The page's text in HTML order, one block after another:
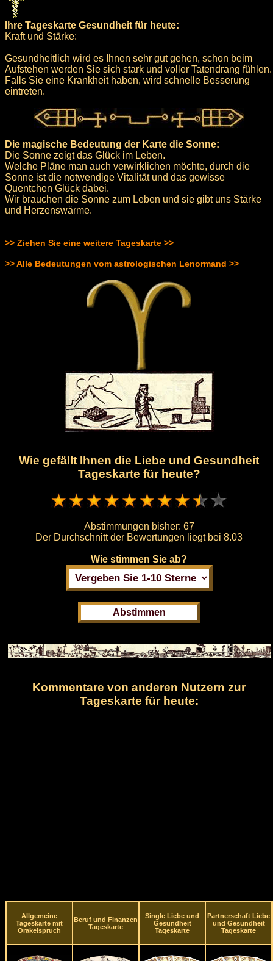
Ihre Tageskarte Gesundheit für heute:
Kraft und Stärke:
Gesundheitlich wird es Ihnen sehr gut gehen, schon beim
Aufstehen werden Sie sich stark und voller Tatendrang fühlen.
Falls Sie eine Krankheit haben, wird schnelle Besserung
eintreten.
Die magische Bedeutung der Karte die Sonne:
Die Sonne zeigt das Glück im Leben.
Welche Pläne man auch verwirklichen möchte, durch die
Sonne ist die notwendige Vitalität und das gewisse
Quentchen Glück dabei.
Wir brauchen die Sonne zum Leben und sie gibt uns Stärke
und Herzenswärme.
>> Ziehen Sie eine weitere Tageskarte >>
>> Alle Bedeutungen vom astrologischen Lenormand >>
Wie gefällt Ihnen die Liebe und Gesundheit
Tageskarte für heute?
Abstimmungen bisher: 67
Der Durchschnitt der Bewertungen liegt bei 8.03
Wie stimmen Sie ab?
Kommentare von anderen Nutzern zur
Tageskarte für heute:
Allgemeine
Tageskarte mit
Orakelspruch
Beruf und Finanzen
Tageskarte
Single Liebe und
Gesundheit
Tageskarte
Partnerschaft Liebe
und Gesundheit
Tageskarte